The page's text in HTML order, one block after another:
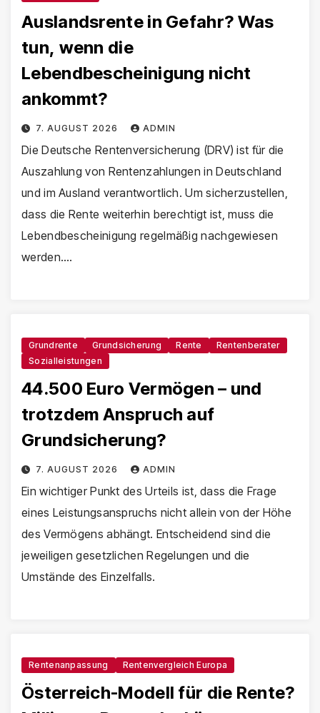
Auslandsrente in Gefahr? Was
tun, wenn die
Lebendbescheinigung nicht
ankommt?
7. AUGUST 2026 ADMIN
Die Deutsche Rentenversicherung (DRV) ist für die
Auszahlung von Rentenzahlungen in Deutschland
und im Ausland verantwortlich. Um sicherzustellen,
dass die Rente weiterhin berechtigt ist, muss die
Lebendbescheinigung regelmäßig nachgewiesen
werden.…
Grundrente Grundsicherung Rente
Rentenberater
Sozialleistungen
44.500 Euro Vermögen – und
trotzdem Anspruch auf
Grundsicherung?
7. AUGUST 2026 ADMIN
Ein wichtiger Punkt des Urteils ist, dass die Frage
eines Leistungsanspruchs nicht allein von der Höhe
des Vermögens abhängt. Entscheidend sind die
jeweiligen gesetzlichen Regelungen und die
Umstände des Einzelfalls.
Rentenanpassung Rentenvergleich Europa
Österreich-Modell für die Rente?